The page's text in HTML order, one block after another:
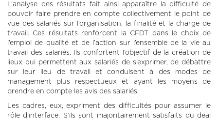
L’analyse des résultats fait ainsi apparaître la difficulté de
pouvoir faire prendre en compte collectivement le point de
vue des salariés sur l’organisation, la finalité et la charge de
travail. Ces résultats renforcent la CFDT dans le choix de
l’emploi de qualité et de l’action sur l’ensemble de la vie au
travail des salariés. Ils confortent l’objectif de la création de
lieux qui permettent aux salariés de s’exprimer, de débattre
sur leur lieu de travail et conduisent à des modes de
management plus respectueux et ayant les moyens de
prendre en compte les avis des salariés.
Les cadres, eux, expriment des difficultés pour assumer le
rôle d’interface. S’ils sont majoritairement satisfaits du deal